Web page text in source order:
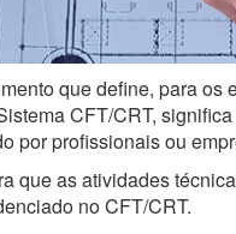
que define, para
CFT/CRT,
por profissionais ou
que as atividades
no CFT/CRT.